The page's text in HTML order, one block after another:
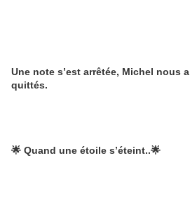
Une note s’est arrêtée, Michel nous a
quittés.
🌟 Quand une étoile s’éteint..🌟